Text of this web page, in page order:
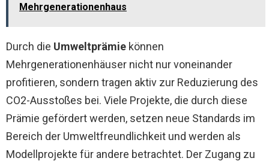
Mehrgenerationenhaus
Durch die Umweltprämie können
Mehrgenerationenhäuser nicht nur voneinander
profitieren, sondern tragen aktiv zur Reduzierung des
CO2-Ausstoßes bei. Viele Projekte, die durch diese
Prämie gefördert werden, setzen neue Standards im
Bereich der Umweltfreundlichkeit und werden als
Modellprojekte für andere betrachtet. Der Zugang zu